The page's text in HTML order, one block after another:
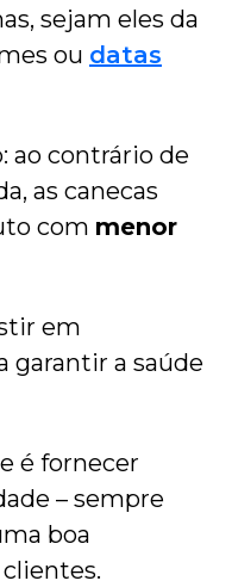
sejam eles da
ou datas
ao contrário de
as canecas
com menor
em
garantir a saúde
é fornecer
– sempre
boa